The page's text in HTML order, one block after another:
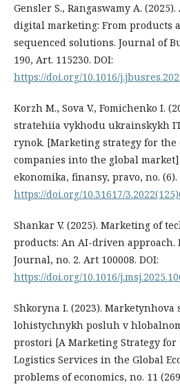
Gensler S., Rangaswamy A.
digital marketing: From products
sequenced solutions. Journal of
190, Art. 115230. DOI:
https://doi.org/10.1016/
Korzh M., Sova V., Fomichenko I.
stratehiia vykhodu ukrainskykh
rynok. [Marketing strategy for
companies into the global
ekonomika, finansy, pravo, no. (6).
https://doi.org/10.31617/
Shankar V. (2025). Marketing of
products: An AI-driven approach.
Journal, no. 2. Art 100008. DOI:
https://doi.org/10.1016/
Shkoryna I. (2023).
lohistychnykh posluh v
prostori [A Marketing Strategy for
Logistics Services in the Global
problems of economics, no. 11